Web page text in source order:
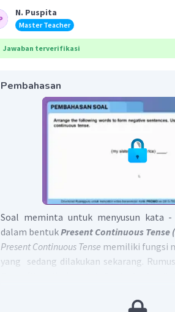
N. Puspita
Master Teacher
Jawaban terverifikasi
Pembahasan
Soal meminta untuk menyusun kata
dalam bentukPresent Continuous Tense
Present Continuous Tense memiliki fungsi
yang sedang dilakukan sekarang.
"right now / now".